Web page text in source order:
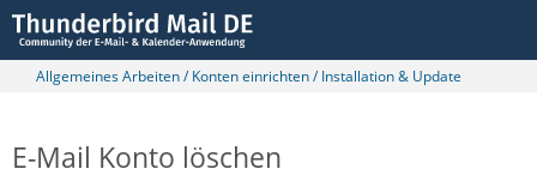
Allgemeines Arbeiten / Konten einrichten / Installation & Update
E-Mail Konto löschen